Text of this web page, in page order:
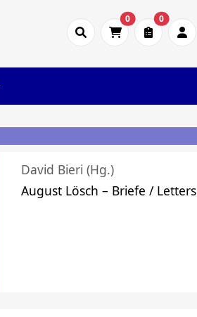
0 0
David Bieri (Hg.)
August Lösch – Briefe / Letters